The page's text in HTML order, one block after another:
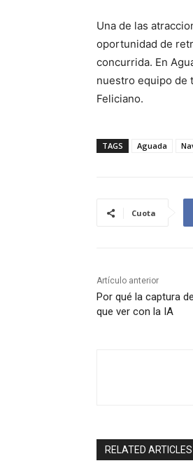
Una de las
oportunidad de
concurrida. En
nuestro equipo de
Feliciano.
TAGS Aguada
Cuota
Artículo anterior
Por qué la captura
que ver con la IA
RELATED ARTICLES